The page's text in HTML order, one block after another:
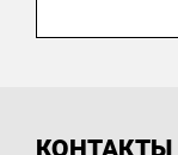
КОНТАКТЫ